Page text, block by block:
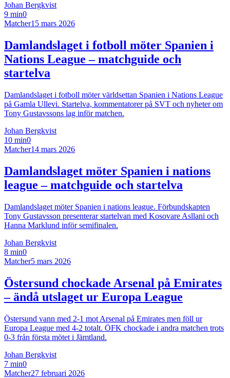
Johan Bergkvist
9 min0
Matcher15 mars 2026
Damlandslaget i fotboll möter Spanien i
Nations League – matchguide och
startelva
Damlandslaget i fotboll möter världsettan Spanien i Nations League
på Gamla Ullevi. Startelva, kommentatorer på SVT och nyheter om
Tony Gustavssons lag inför matchen.
Johan Bergkvist
10 min0
Matcher14 mars 2026
Damlandslaget möter Spanien i nations
league – matchguide och startelva
Damlandslaget möter Spanien i nations league. Förbundskapten
Tony Gustavsson presenterar startelvan med Kosovare Asllani och
Hanna Marklund inför semifinalen.
Johan Bergkvist
8 min0
Matcher5 mars 2026
Östersund chockade Arsenal på Emirates
– ändå utslaget ur Europa League
Östersund vann med 2-1 mot Arsenal på Emirates men föll ur
Europa League med 4-2 totalt. ÖFK chockade i andra matchen trots
0-3 från första mötet i Jämtland.
Johan Bergkvist
7 min0
Matcher27 februari 2026